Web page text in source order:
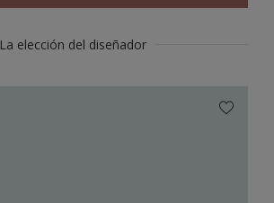
La elección del diseñador